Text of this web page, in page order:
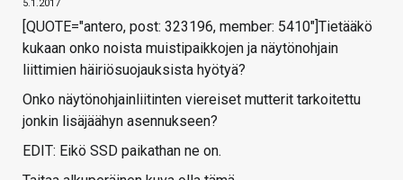
5.1.2017
[QUOTE="antero, post: 323196, member: 5410"]Tietääkö
kukaan onko noista muistipaikkojen ja näytönohjain
liittimien häiriösuojauksista hyötyä?
Onko näytönohjainliitinten viereiset mutterit tarkoitettu
jonkin lisäjäähyn asennukseen?
EDIT: Eikö SSD paikathan ne on.